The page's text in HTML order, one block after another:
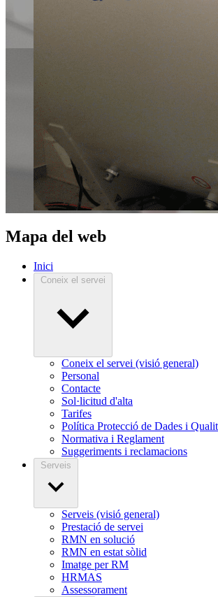
Mapa del web
Inici
Coneix el servei
Coneix el servei (visió general)
Personal
Contacte
Sol·licitud d'alta
Tarifes
Política Protecció de Dades i
Normativa i Reglament
Suggeriments i reclamacions
Serveis
Serveis (visió general)
Prestació de servei
RMN en solució
RMN en estat sòlid
Imatge per RM
HRMAS
Assessorament